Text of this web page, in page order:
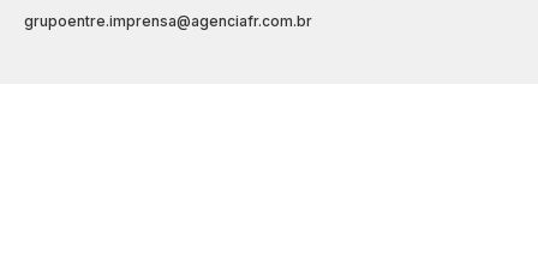
grupoentre.imprensa@agenciafr.com.br